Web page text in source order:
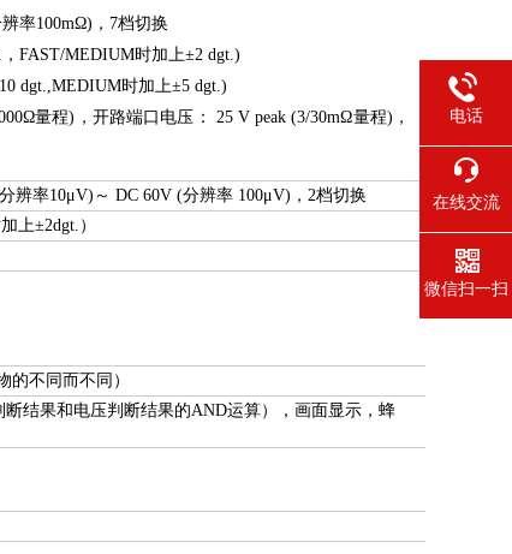
率100mΩ)，7档切换
FAST/MEDIUM时加上±2 dgt.)
dgt.,MEDIUM时加上±5 dgt.)
量程)，开路端口电压： 25 V peak (3/30mΩ量程)，
辨率10μV)～ DC 60V (分辨率 100μV)，2档切换
上±2dgt.）
的不同而不同）
结果和电压判断结果的AND运算），画面显示，蜂
电话
在线交流
微信扫一扫